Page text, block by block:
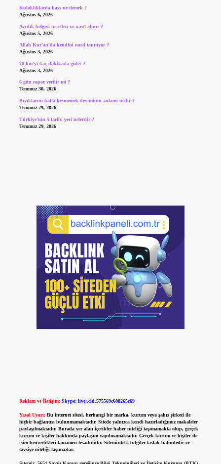
Kulaklıklarda bass ne demek ?
Ağustos 6, 2026
Avcılık belgesi nereden ve nasıl alınır ?
Ağustos 5, 2026
Allah Kur’an’da kendini nasıl tanıtıyor ?
Ağustos 3, 2026
70 km’yi kaç dakikada gider ?
Ağustos 3, 2026
6 gün rapor verilir mi ?
Temmuz 30, 2026
Bıyıklarını balta kesmemek deyiminin anlamı nedir ?
Temmuz 29, 2026
Türkiye’nin 5 tarihi yeri nelerdir ?
Temmuz 29, 2026
Reklam ve İletişim: Skype: live:.cid.575569c608265c69
Yasal Uyarı: Bu internet sitesi, herhangi bir marka, kurum veya şahıs şirketi ile
hiçbir bağlantısı bulunmamaktadır. Sitede yalnızca kendi hazırladığımız makaleler
paylaşılmaktadır. Burada yer alan içerikler haber niteliği taşımamakta olup, gerçek
kurum ve kişiler hakkında paylaşım yapılmamaktadır. Gerçek kurum ve kişiler ile
isim benzerlikleri tamamen tesadüfidir. Sitemizdeki bilgiler taslak halindedir ve
tavsiye niteliği taşımazlar.